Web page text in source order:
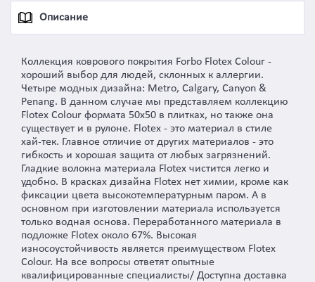
Описание
Коллекция коврового покрытия Forbo Flotex Colour -
хороший выбор для людей, склонных к аллергии.
Четыре модных дизайна: Metro, Calgary, Canyon &
Penang. В данном случае мы представляем коллекцию
Flotex Colour формата 50x50 в плитках, но также она
существует и в рулоне. Flotex - это материал в стиле
хай-тек. Главное отличие от других материалов - это
гибкость и хорошая защита от любых загрязнений.
Гладкие волокна материала Flotex чистится легко и
удобно. В красках дизайна Flotex нет химии, кроме как
фиксации цвета высокотемпературным паром. А в
основном при изготовлении материала используется
только водная основа. Переработанного материала в
подложке Flotex около 67%. Высокая
износоустойчивость является преимуществом Flotex
Colour. На все вопросы ответят опытные
квалифицированные специалисты/ Доступна доставка